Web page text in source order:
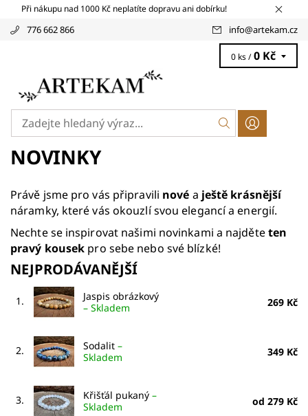
Při nákupu nad 1000 Kč neplatíte dopravu ani dobírku!
776 662 866 info@artekam.cz
0 ks / 0 Kč
NOVINKY
Právě jsme pro vás připravili nové a ještě krásnější
náramky, které vás okouzlí svou elegancí a energií.
Nechte se inspirovat našimi novinkami a najděteten
pravý kousek pro sebe nebo své blízké!
NEJPRODÁVANĚJŠÍ
1.
Jaspis obrázkový
– Skladem 269 Kč
2. Sodalit –
Skladem
349 Kč
3. Křišťál pukaný –
Skladem
od 279 Kč